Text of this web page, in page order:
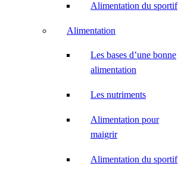
Alimentation du sportif
Alimentation
Les bases d’une bonne
alimentation
Les nutriments
Alimentation pour
maigrir
Alimentation du sportif